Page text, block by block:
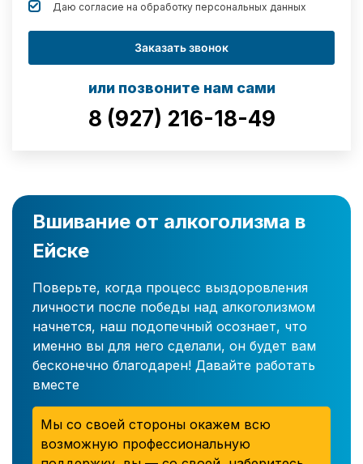
Даю согласие на обработку персональных данных
Заказать звонок
или позвоните нам сами
8 (927) 216-18-49
Вшивание от алкоголизма в
Ейске
Поверьте, когда процесс выздоровления
личности после победы над алкоголизмом
начнется, наш подопечный осознает, что
именно вы для него сделали, он будет вам
бесконечно благодарен! Давайте работать
вместе
Мы со своей стороны окажем всю
возможную профессиональную